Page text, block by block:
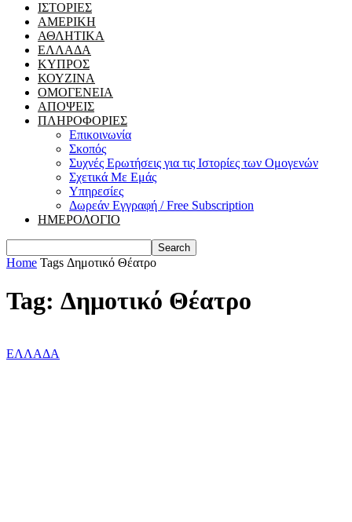
ΙΣΤΟΡΙΕΣ
ΑΜΕΡΙΚΗ
ΑΘΛΗΤΙΚΑ
ΕΛΛΑΔΑ
ΚΥΠΡΟΣ
ΚΟΥΖΙΝΑ
ΟΜΟΓΕΝΕΙΑ
ΑΠΟΨΕΙΣ
ΠΛΗΡΟΦΟΡΙΕΣ
Επικοινωνία
Σκοπός
Συχνές Ερωτήσεις για τις Ιστορίες των Ομογενών
Σχετικά Με Εμάς
Υπηρεσίες
Δωρεάν Εγγραφή / Free Subscription
ΗΜΕΡΟΛΟΓΙΟ
Home Tags Δημοτικό Θέατρο
Tag: Δημοτικό Θέατρο
ΕΛΛΑΔΑ